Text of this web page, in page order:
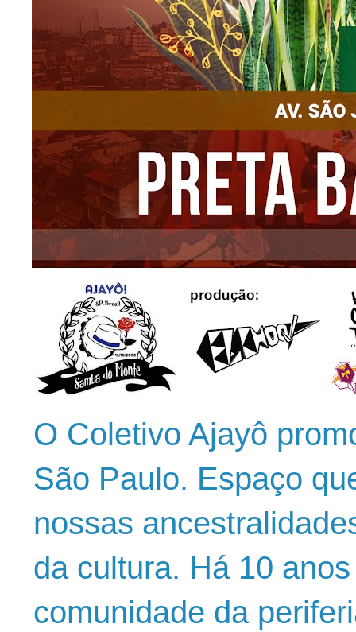
O Coletivo Ajayô
São Paulo. Espaço
nossas
da cultura. Há 10
comunidade da